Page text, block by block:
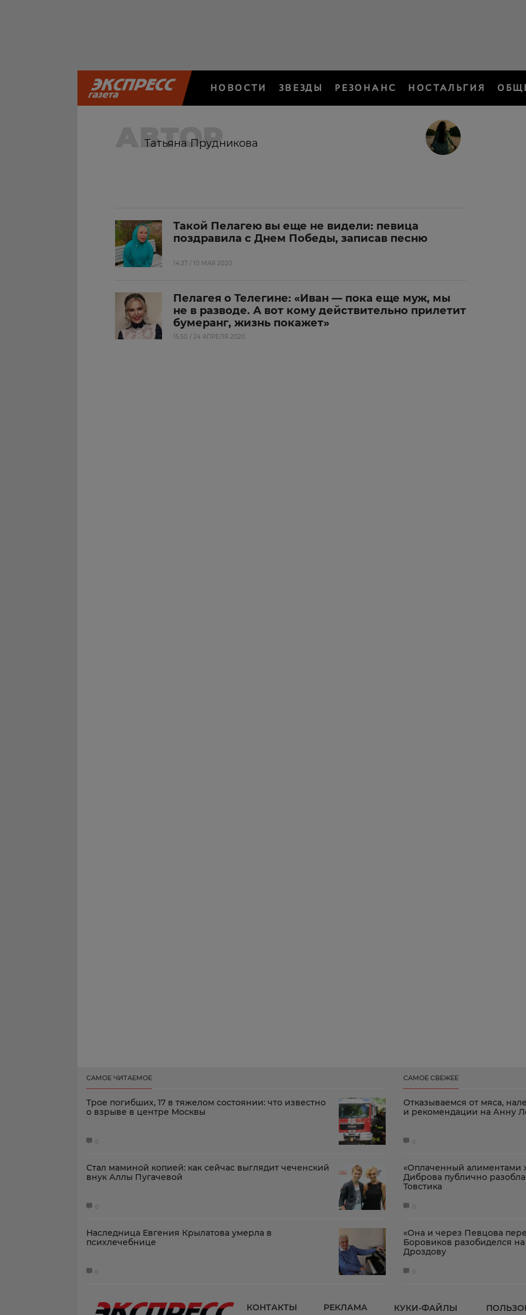
НОВОСТИ ЗВЕЗДЫ РЕЗОНАНС НОСТАЛЬГИЯ
АВТОР
Татьяна Прудникова
Такой Пелагею вы еще не видели: певица
поздравила с Днем Победы, записав песню
14:37 / 10 МАЯ 2020
Пелагея о Телегине: «Иван — пока еще муж, мы
не в разводе. А вот кому действительно прилетит
бумеранг, жизнь покажет»
15:50 / 24 АПРЕЛЯ 2020
САМОЕ ЧИТАЕМОЕ
Трое погибших, 17 в тяжелом состоянии: что известно
о взрыве в центре Москвы
0
Стал маминой копией: как сейчас выглядит чеченский
внук Аллы Пугачевой
0
Наследница Евгения Крылатова умерла в
психлечебнице
0
САМОЕ СВЕЖЕЕ
Отказываемся от мяса,
и рекомендации на Анну
0
«Оплаченный алиментами
Диброва публично
Товстика
0
«Она и через Певцова
Боровиков разобиделся
Дроздову
0
КОНТАКТЫ РЕКЛАМА КУКИ-ФАЙЛЫ